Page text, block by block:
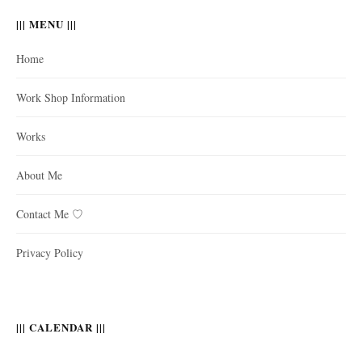
||| MENU |||
Home
Work Shop Information
Works
About Me
Contact Me ♡
Privacy Policy
||| CALENDAR |||